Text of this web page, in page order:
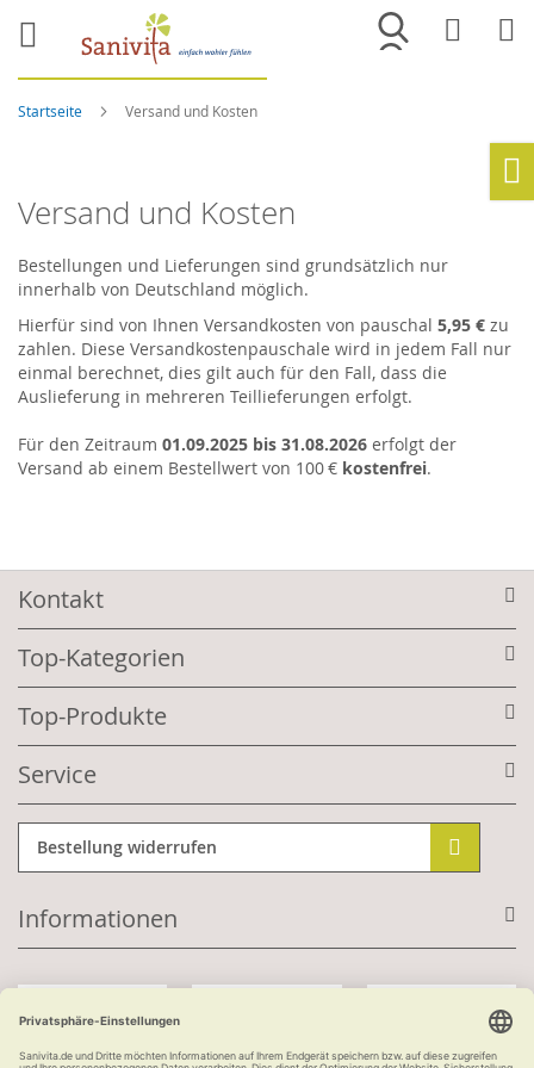
Merkliste
Startseite Versand und Kosten
Versand und Kosten
Bestellungen und Lieferungen sind grundsätzlich nur
innerhalb von Deutschland möglich.
Hierfür sind von Ihnen Versandkosten von pauschal 5,95 € zu
zahlen. Diese Versandkostenpauschale wird in jedem Fall nur
einmal berechnet, dies gilt auch für den Fall, dass die
Auslieferung in mehreren Teillieferungen erfolgt.
Für den Zeitraum 01.09.2025 bis 31.08.2026 erfolgt der
Versand ab einem Bestellwert von 100 € kostenfrei.
Kontakt
Top-Kategorien
Top-Produkte
Service
Bestellung widerrufen
Informationen